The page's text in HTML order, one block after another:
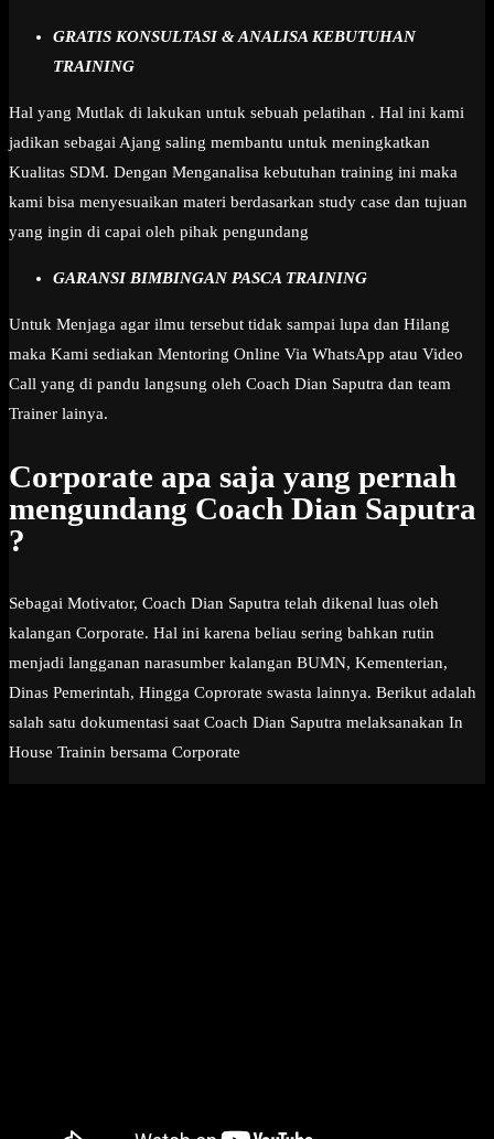
GRATIS KONSULTASI & ANALISA KEBUTUHAN
TRAINING
Hal yang Mutlak di lakukan untuk sebuah pelatihan . Hal ini kami
jadikan sebagai Ajang saling membantu untuk meningkatkan
Kualitas SDM. Dengan Menganalisa kebutuhan training ini maka
kami bisa menyesuaikan materi berdasarkan study case dan tujuan
yang ingin di capai oleh pihak pengundang
GARANSI BIMBINGAN PASCA TRAINING
Untuk Menjaga agar ilmu tersebut tidak sampai lupa dan Hilang
maka Kami sediakan Mentoring Online Via WhatsApp atau Video
Call yang di pandu langsung oleh Coach Dian Saputra dan team
Trainer lainya.
Corporate apa saja yang pernah
mengundang Coach Dian Saputra
?
Sebagai Motivator, Coach Dian Saputra telah dikenal luas oleh
kalangan Corporate. Hal ini karena beliau sering bahkan rutin
menjadi langganan narasumber kalangan BUMN, Kementerian,
Dinas Pemerintah, Hingga Coprorate swasta lainnya. Berikut adalah
salah satu dokumentasi saat Coach Dian Saputra melaksanakan In
House Trainin bersama Corporate